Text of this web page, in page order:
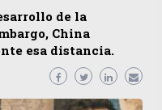
de la
China
esa distancia.